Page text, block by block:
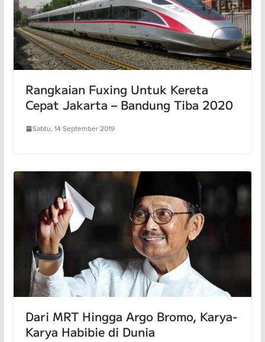
Rangkaian Fuxing Untuk Kereta
Cepat Jakarta – Bandung Tiba 2020
Sabtu, 14 September 2019
Dari MRT Hingga Argo Bromo, Karya-
Karya Habibie di Dunia